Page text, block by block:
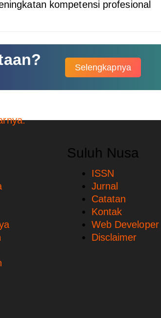
kompetensi profesional
Selengkapnya
Suluh Nusa
ISSN
Jurnal
Catatan
Kontak
Web Developer
Disclaimer